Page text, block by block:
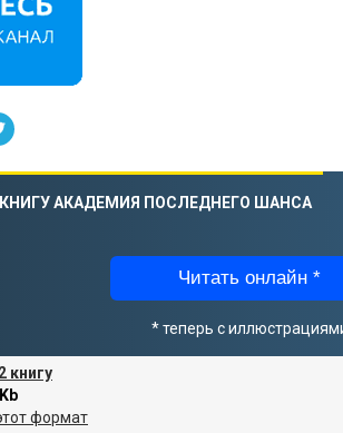
АКАДЕМИЯ ПОСЛЕДНЕГО ШАНСА
Читать онлайн *
* теперь с
книгу
формат